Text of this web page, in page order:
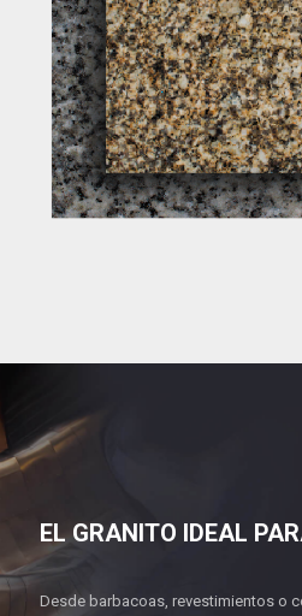
EL GRANITO IDEAL
Desde barbacoas, revestimientos o